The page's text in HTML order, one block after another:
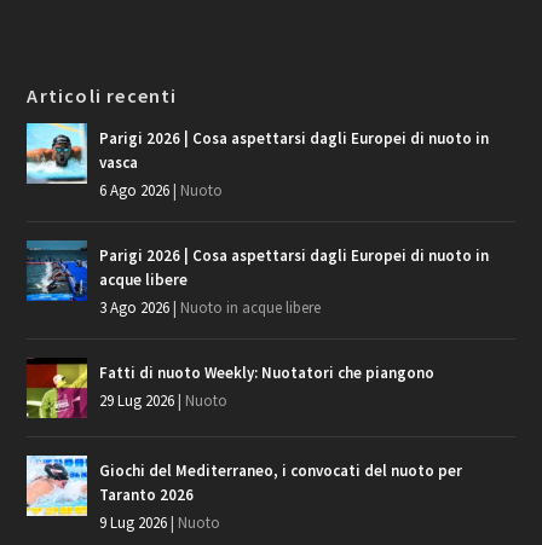
Articoli recenti
Parigi 2026 | Cosa aspettarsi dagli Europei di nuoto in
vasca
6 Ago 2026 Nuoto
Parigi 2026 | Cosa aspettarsi dagli Europei di nuoto in
acque libere
3 Ago 2026 Nuoto in acque libere
Fatti di nuoto Weekly: Nuotatori che piangono
29 Lug 2026 Nuoto
Giochi del Mediterraneo, i convocati del nuoto per
Taranto 2026
9 Lug 2026 Nuoto